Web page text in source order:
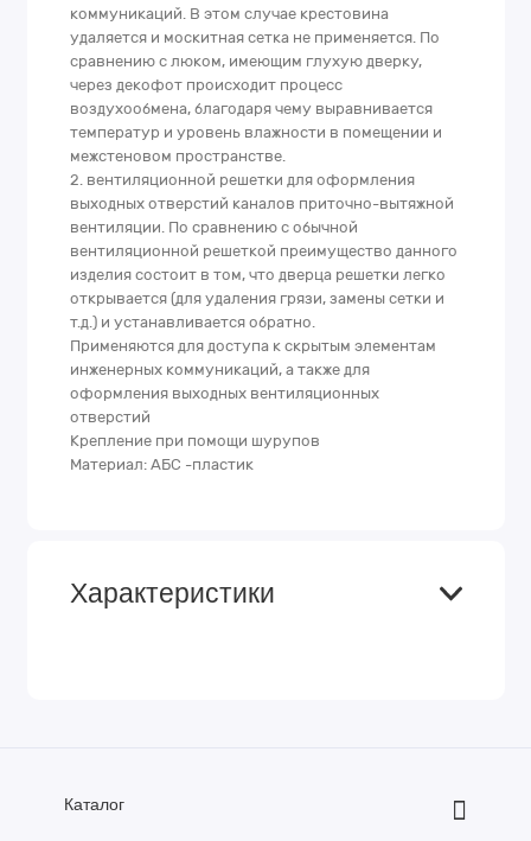
коммуникаций. В этом случае крестовина
удаляется и москитная сетка не применяется. По
сравнению с люком, имеющим глухую дверку,
через декофот происходит процесс
воздухообмена, благодаря чему выравнивается
температур и уровень влажности в помещении и
межстеновом пространстве.
2. вентиляционной решетки для оформления
выходных отверстий каналов приточно-вытяжной
вентиляции. По сравнению с обычной
вентиляционной решеткой преимущество данного
изделия состоит в том, что дверца решетки легко
открывается (для удаления грязи, замены сетки и
т.д.) и устанавливается обратно.
Применяются для доступа к скрытым элементам
инженерных коммуникаций, а также для
оформления выходных вентиляционных
отверстий
Крепление при помощи шурупов
Материал: АБС -пластик
Характеристики
Каталог